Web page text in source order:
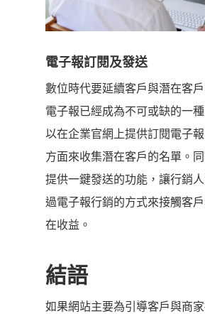
電子報訂閱及發送
數位時代要延續客戶與潛在客
電子報已經成為不可或缺的一
以在企業官網上提供訂閱電子
方面來收集潛在客戶的名單。
提供一鍵發送的功能，讓行銷
過電子報行銷的方式來接觸客
在收益。
結語
如果網站主要為引導客戶與商